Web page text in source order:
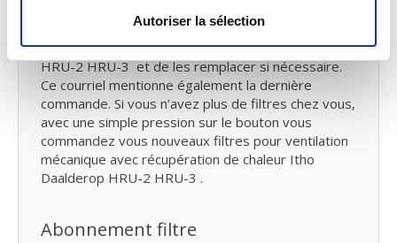
Autoriser la sélection
tous les six mois. Pour vous le moment pour
vérifier vos filtres VMC double flux Itho Daalderop
HRU-2 HRU-3 et de les remplacer si nécessaire.
Ce courriel mentionne également la dernière
commande. Si vous n’avez plus de filtres chez vous,
avec une simple pression sur le bouton vous
commandez vous nouveaux filtres pour ventilation
mécanique avec récupération de chaleur Itho
Daalderop HRU-2 HRU-3 .
Abonnement filtre